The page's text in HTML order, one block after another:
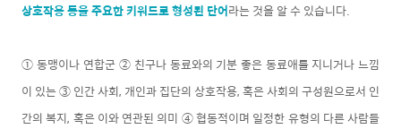
상호작용 등을 주요한 키워드로형성된 단어라는 것을 알 수 있습니다.
① 동맹이나 연합군 ② 친구나 동료와의 기분 좋은 동료애를 지니거나 느낌
이 있는 ③ 인간 사회, 개인과 집단의 상호작용, 혹은 사회의 구성원으로서 인
간의 복지, 혹은 이와 연관된 의미 ④ 협동적이며 일정한 유형의 다른 사람들